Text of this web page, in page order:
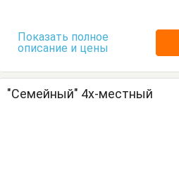
Показать полное
описание и цены
"Семейный" 4х-местный